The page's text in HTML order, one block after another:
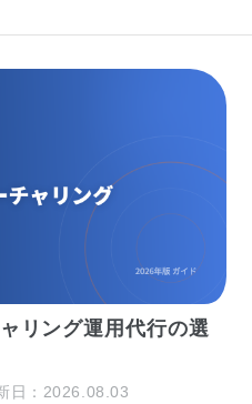
リング運用代行の選
日：2026.08.03